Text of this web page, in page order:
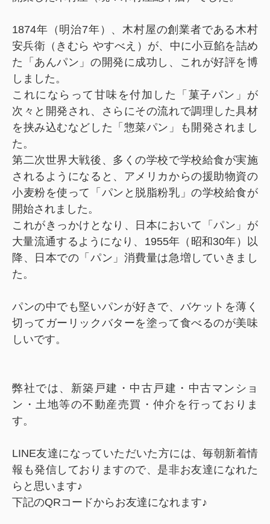
1874年（明治7年）、木村屋の創業者である木村
安兵衛（きむら やすべえ）が、中に小豆餡を詰め
た「あんパン」の開発に成功し、これが好評を博
しました。
これにならって甘味を付加した「菓子パン」が
次々と開発され、さらにその流れで調理した具材
を挟み込むなどした「惣菜パン」も開発されまし
た。
第二次世界大戦後、多くの学校で学校給食が実施
されるようになると、アメリカからの援助物資の
小麦粉を使って「パンと脱脂粉乳」の学校給食が
開始されました。
これがきっかけとなり、日本において「パン」が
大量流通するようになり、1955年（昭和30年）以
降、日本での「パン」消費量は急増していきまし
た。
パンの中でも堅いパンが好きで、バケットを薄く
切ってガーリックバターを塗って食べるのが美味
しいです。
弊社では、新築戸建・中古戸建・中古マンショ
ン・土地等の不動産売買・仲介を行っておりま
す。
LINE友達になっていただいた方には、毎朝新着情
報も発信しておりますので、是非お友達になれた
らと思います♪
下記のQRコードからお友達になれます♪